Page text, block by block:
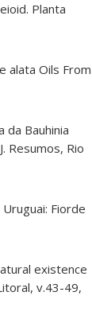
Planta
alata Oils From
da Bauhinia
Resumos, Rio
Uruguai: Fiorde
existence
v.43-49,